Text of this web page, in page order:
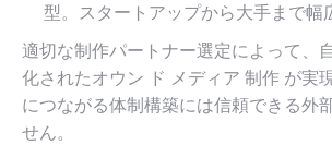
型。スタートアップから大手まで幅
適切な制作パートナー選定によって、
化されたオウン ド メディア 制作 が実
につながる体制構築には信頼できる外
せん。